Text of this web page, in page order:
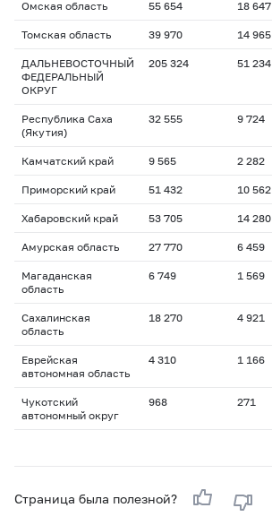
Омская область 55 654 18 647
Томская область 39 970 14 965
ДАЛЬНЕВОСТОЧНЫЙ
ФЕДЕРАЛЬНЫЙ
ОКРУГ
205 324 51 234
Республика Саха
(Якутия)
32 555 9 724
Камчатский край 9 565 2 282
Приморский край 51 432 10 562
Хабаровский край 53 705 14 280
Амурская область 27 770 6 459
Магаданская
область
6 749 1 569
Сахалинская
область
18 270 4 921
Еврейская
автономная область
4 310 1 166
Чукотский
автономный округ
968 271
Страница была полезной?